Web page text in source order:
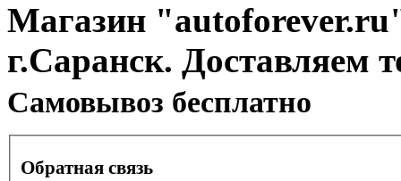
Магазин
г.Саранск. Доставляем
Cамовывоз бесплатно
Обратная связь